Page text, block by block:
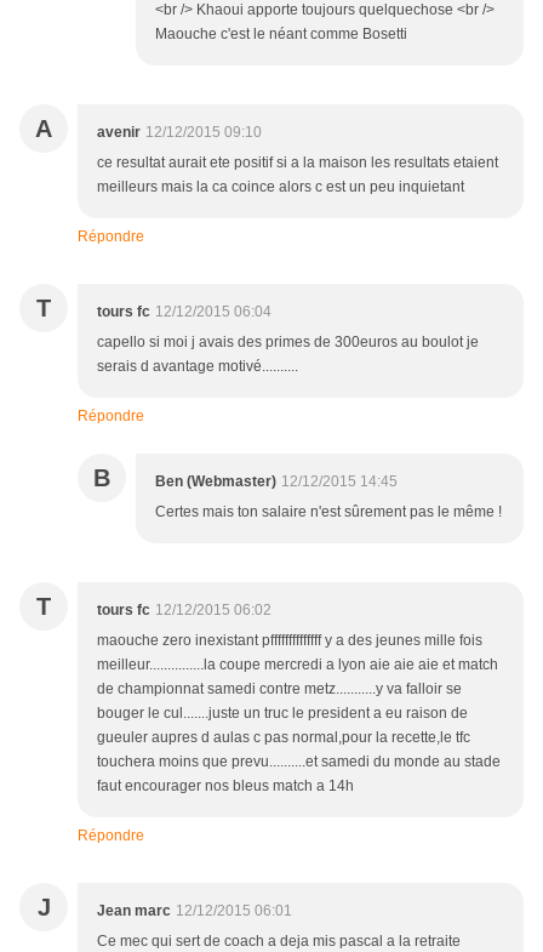
<br /> Khaoui apporte toujours quelquechose <br />
Maouche c'est le néant comme Bosetti
A avenir 12/12/2015 09:10
ce resultat aurait ete positif si a la maison les resultats etaient
meilleurs mais la ca coince alors c est un peu inquietant
Répondre
T tours fc 12/12/2015 06:04
capello si moi j avais des primes de 300euros au boulot je
serais d avantage motivé..........
Répondre
B Ben (Webmaster) 12/12/2015 14:45
Certes mais ton salaire n'est sûrement pas le même !
T tours fc 12/12/2015 06:02
maouche zero inexistant pffffffffffffff y a des jeunes mille fois
meilleur...............la coupe mercredi a lyon aie aie aie et match
de championnat samedi contre metz...........y va falloir se
bouger le cul.......juste un truc le president a eu raison de
gueuler aupres d aulas c pas normal,pour la recette,le tfc
touchera moins que prevu..........et samedi du monde au stade
faut encourager nos bleus match a 14h
Répondre
J Jean marc 12/12/2015 06:01
Ce mec qui sert de coach a deja mis pascal a la retraite